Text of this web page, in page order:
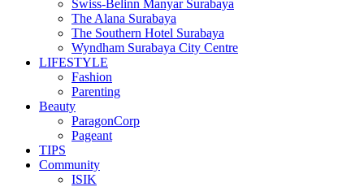
Swiss-Belinn Manyar Surabaya
The Alana Surabaya
The Southern Hotel Surabaya
Wyndham Surabaya City Centre
LIFESTYLE
Fashion
Parenting
Beauty
ParagonCorp
Pageant
TIPS
Community
ISIK